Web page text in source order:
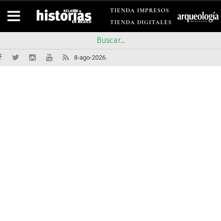
TIENDA IMPRESOS
TIENDA DIGITALES
8-ago-2026.